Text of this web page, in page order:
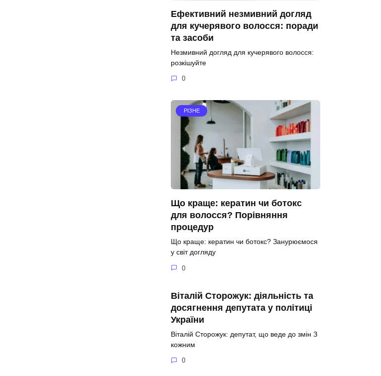
Ефективний незмивний догляд
для кучерявого волосся: поради
та засоби
Незмивний догляд для кучерявого волосся:
розкішуйте
0
РІЗНЕ
Що краще: кератин чи ботокс
для волосся? Порівняння
процедур
Що краще: кератин чи ботокс? Занурюємося
у світ догляду
0
Віталій Сторожук: діяльність та
досягнення депутата у політиці
України
Віталій Сторожук: депутат, що веде до змін З
кожним
0